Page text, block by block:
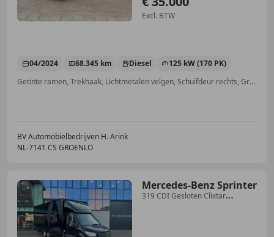
Excl. BTW
04/2024 68.345 km Diesel
125 kW (170 PK)
Getinte ramen, Trekhaak, Lichtmetalen velgen, Schuifdeur rechts, Grootlichtassistent, Lendensteun, Airconditioning, Stuurwielverwarming
BV Automobielbedrijven H. Arink
NL-7141 CS GROENLO
Mercedes-Benz Sprinter
319 CDI Gesloten Clixtar